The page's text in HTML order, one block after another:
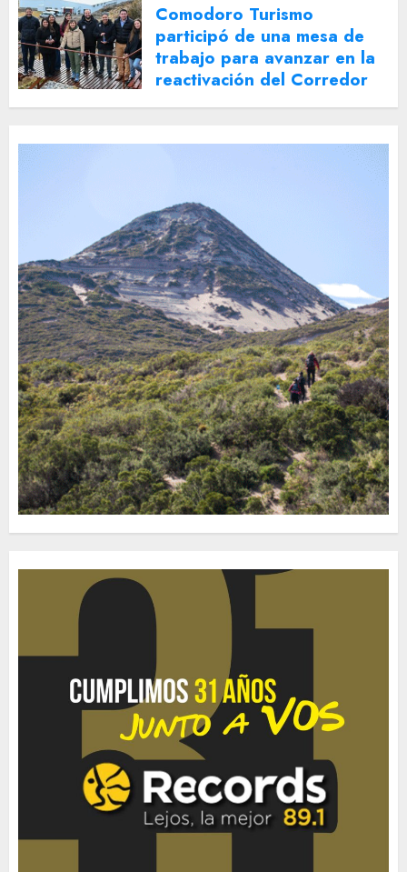
Comodoro Turismo
participó de una mesa de
trabajo para avanzar en la
reactivación del Corredor
Turístico Integrado